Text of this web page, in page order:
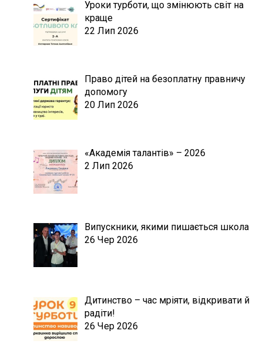
Уроки турботи, що змінюють світ на
краще
22 Лип 2026
Право дітей на безоплатну правничу
допомогу
20 Лип 2026
«Академія талантів» – 2026
2 Лип 2026
Випускники, якими пишається школа
26 Чер 2026
Дитинство – час мріяти, відкривати й
радіти!
26 Чер 2026